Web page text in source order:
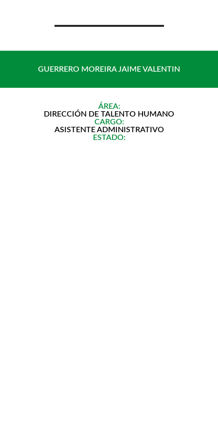
contenido
GUERRERO MOREIRA JAIME VALENTIN
ÁREA:
DIRECCIÓN DE TALENTO HUMANO
CARGO:
ASISTENTE ADMINISTRATIVO
ESTADO: